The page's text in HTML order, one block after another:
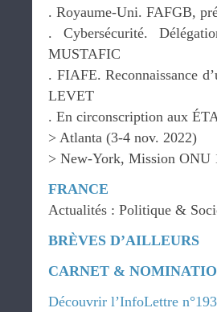
. Royaume-Uni. FAFGB,
. Cybersécurité.
MUSTAFIC
. FIAFE. Reconnaissance
LEVET
. En circonscription aux
> Atlanta (3-4 nov. 2022)
> New-York, Mission ONU
FRANCE
Actualités : Politique &
BRÈVES D’AILLEURS
CARNET &
Découvrir l’InfoLettre n°193